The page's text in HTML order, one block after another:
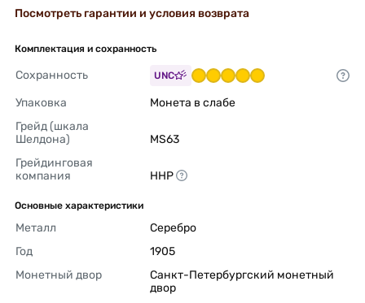
Посмотреть гарантии и условия возврата
Комплектация и сохранность
Сохранность UNC
Упаковка
Монета в слабе
Грейд (шкала
Шелдона)
MS63
Грейдинговая
компания
ННР
Основные характеристики
Металл
Серебро
Год
1905
Монетный двор
Санкт-Петербургский монетный
двор